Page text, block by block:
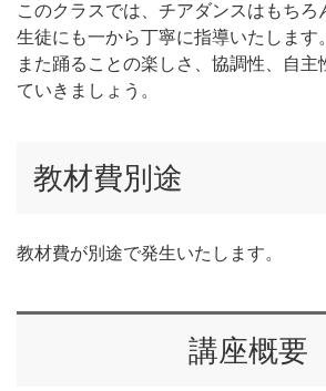
このクラスでは、チアダンスはもちろ
生徒にも一から丁寧に指導いたします。
また踊ることの楽しさ、協調性、自主
ていきましょう。
教材費別途
教材費が別途で発生いたします。
講座概要